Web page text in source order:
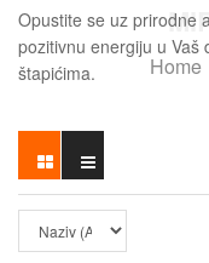
Home
Opustite se uz prirodne
pozitivnu energiju u Vaš
štapićima.